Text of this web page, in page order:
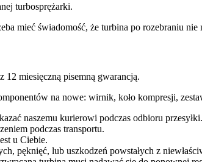
turbosprężarki.
mieć świadomość, że turbina po rozebraniu
miesięczną pisemną gwarancją.
na nowe: wirnik, koło kompresji,
naszemu kurierowi podczas odbioru
podczas transportu.
u Ciebie.
pęknięć, lub uszkodzeń powstałych z